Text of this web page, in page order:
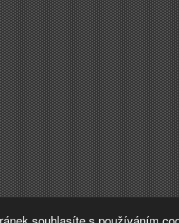
souhlasíte s používáním